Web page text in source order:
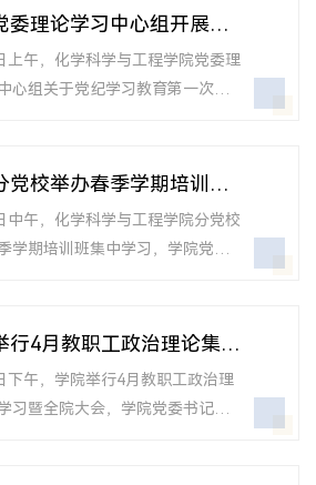
和启航引路等三个方面进行了讲...
。井冈山大学化学化工学院党委
挂职）和副院长柳华杰分别领学
产党纪律处分条例》廉洁纪律专
，坚持原原本本、逐章逐条学习...
委理论学习中心组开展党
教育第一次集中学习
上午，化学科学与工程学院党委理
心组关于党纪学习教育第一次集
成员参加。曹同成介绍了同济大
的有关安排做出说明，领学了党
育有关文件精神。随后，中心组
产党纪律处分条例》总则部分和
党校举办春季学期培训班
习暨安全教育专题讲座
中午，化学科学与工程学院分党校
学期培训班集中学习，学院党委
展对象、入党积极分子等40余人
讲话中向学员们提出要求，希望
加培训期间及后续继续追求入党
行4月教职工政治理论集体
全院大会
下午，学院举行4月教职工政治理
习暨全院大会，学院党委书记曹